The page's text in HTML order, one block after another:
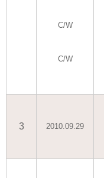
C/W
C/W
3 2010.09.29